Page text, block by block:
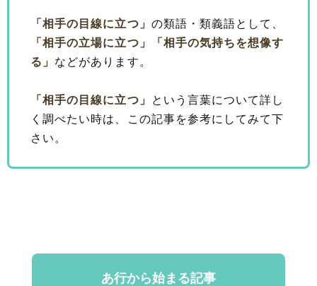
「相手の目線に立つ」 の類語・類義語として、
「相手の立場に立つ」
「相手の気持ちを想像す
る」 などがあります。
「相手の目線に立つ」
という言葉について詳し
く調べたい時は、この記事を参考にしてみて下
さい。
あ行から始まる記事